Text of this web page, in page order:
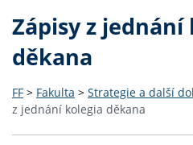
Zápisy z jednání
děkana
FF > Fakulta > Strategie a další
z jednání kolegia děkana